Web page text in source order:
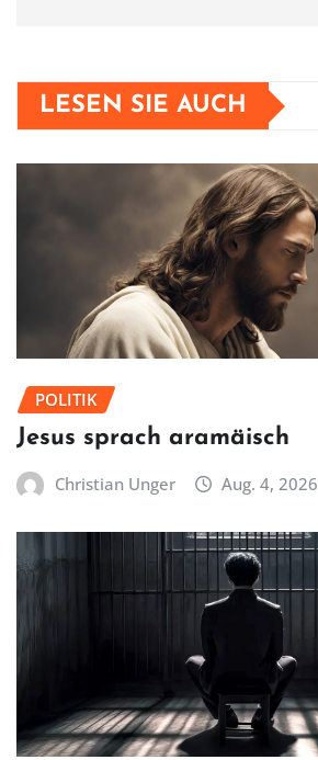
LESEN SIE AUCH
POLITIK
Jesus sprach aramäisch
Christian Unger Aug. 4, 2026